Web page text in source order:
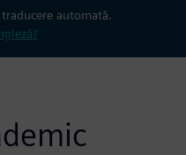
automată.